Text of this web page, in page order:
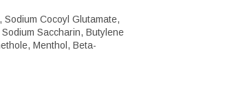
Cocoyl Glutamate,
Saccharin, Butylene
Menthol, Beta-